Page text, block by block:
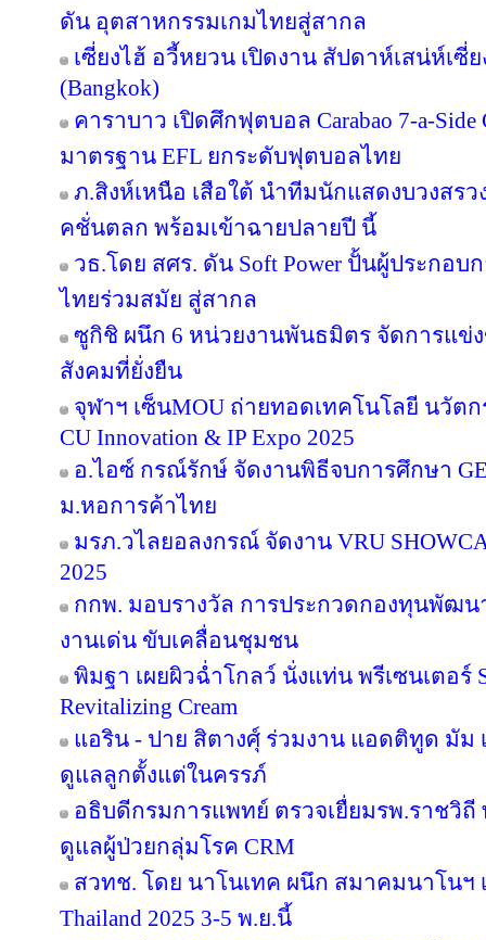
ดัน อุตสาหกรรมเกมไทยสู่สากล
เซี่ยงไฮ้ อวี้หยวน เปิดงาน สัปดาห์เสน่ห์เซี่ย
(Bangkok)
คาราบาว เปิดศึกฟุตบอล Carabao 7-a-
มาตรฐาน EFL ยกระดับฟุตบอลไทย
ภ.สิงห์เหนือ เสือใต้ นำทีมนักแสดงบวงสร
คชั่นตลก พร้อมเข้าฉายปลายปี นี้
วธ.โดย สศร. ดัน Soft Power ปั้นผู้ประกอ
ไทยร่วมสมัย สู่สากล
ซูกิชิ ผนึก 6 หน่วยงานพันธมิตร จัดการแ
สังคมที่ยั่งยืน
จุฬาฯ เซ็นMOU ถ่ายทอดเทคโนโลยี นวัต
CU Innovation & IP Expo 2025
อ.ไอซ์ กรณ์รักษ์ จัดงานพิธีจบการศึกษา
ม.หอการค้าไทย
มรภ.วไลยอลงกรณ์ จัดงาน VRU
2025
กกพ. มอบรางวัล การประกวดกองทุนพัฒน
งานเด่น ขับเคลื่อนชุมชน
พิมฐา เผยผิวฉ่ำโกลว์ นั่งแท่น พรีเซนเตอร์
Revitalizing Cream
แอริน - ปาย สิตางศุ์ ร่วมงาน แอดติทูด มัม
ดูแลลูกตั้งแต่ในครรภ์
อธิบดีกรมการแพทย์ ตรวจเยื่ยมรพ.ราชวิ
ดูแลผู้ป่วยกลุ่มโรค CRM
สวทช. โดย นาโนเทค ผนึก สมาคมนาโนฯ
Thailand 2025 3-5 พ.ย.นี้